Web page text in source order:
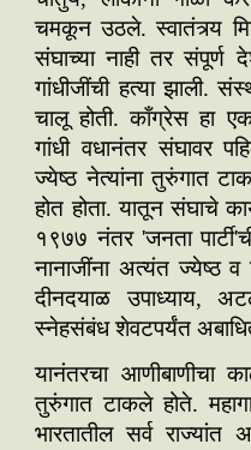
चमकून उठले. स्वातंत्र्य
संघाच्या नाही तर संपूर्ण
गांधीजींची हत्या झाली.
चालू होती. काँग्रेस हा
गांधी वधानंतर संघावर
ज्येष्ठ नेत्यांना तुरुंगात
होत होता. यातून संघाचे
१९७७ नंतर 'जनता
नानाजींना अत्यंत ज्येष्ठ
दीनदयाळ उपाध्याय,
स्नेहसंबंध शेवटपर्यंत
यानंतरचा आणीबाणीचा
तुरुंगात टाकले होते.
भारतातील सर्व राज्यांत